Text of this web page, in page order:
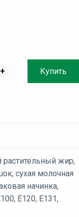
+ Купить
растительный жир,
сухая молочная
начинка,
E120, E131,